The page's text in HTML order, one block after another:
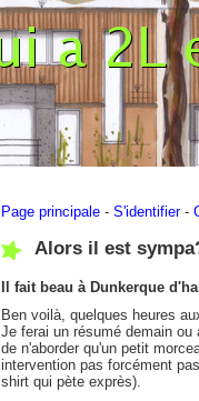
Page principale - S'identifier -
Alors il est
Il fait beau à Dunkerque
Ben voilà, quelques heures
Je ferai un résumé demain
de n'aborder qu'un petit
intervention pas forcément
shirt qui pète exprès).